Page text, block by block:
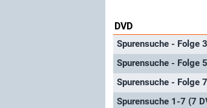
DVD
Spurensuche - Folge
Spurensuche - Folge
Spurensuche - Folge
Spurensuche 1-7 (7